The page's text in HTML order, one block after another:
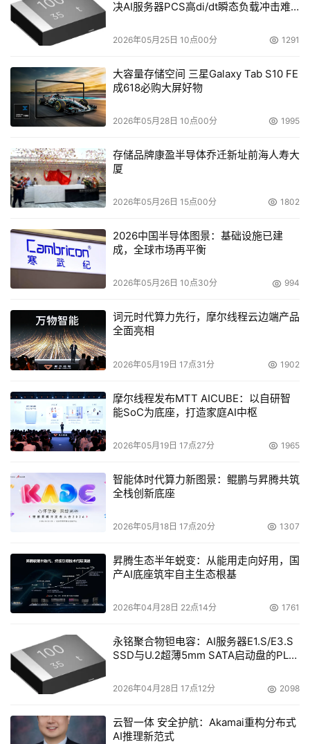
决AI服务器PCS高di/dt瞬态负载冲击难
2026年05月25日 10点00分 1291
大容量存储空间 三星Galaxy Tab S10 FE
成618必购大屏好物
2026年05月28日 10点00分 1995
存储品牌康盈半导体乔迁新址前海人寿大
厦
2026年05月26日 15点00分 1802
2026中国半导体图景：基础设施已建
成，全球市场再平衡
2026年05月26日 10点30分 994
词元时代算力先行，摩尔线程云边端产品
全面亮相
2026年05月19日 17点31分 1902
摩尔线程发布MTT AICUBE：以自研智
能SoC为底座，打造家庭AI中枢
2026年05月19日 17点27分 1965
智能体时代算力新图景：鲲鹏与昇腾共筑
全栈创新底座
2026年05月18日 17点20分 1307
昇腾生态半年蜕变：从能用走向好用，国
产AI底座筑牢自主生态根基
2026年04月28日 22点14分 1761
永铭聚合物钽电容：AI服务器E1.S/E3.S
SSD与U.2超薄5mm SATA启动盘的PLP
2026年04月28日 17点12分 2098
云智一体 安全护航：Akamai重构分布式
AI推理新范式